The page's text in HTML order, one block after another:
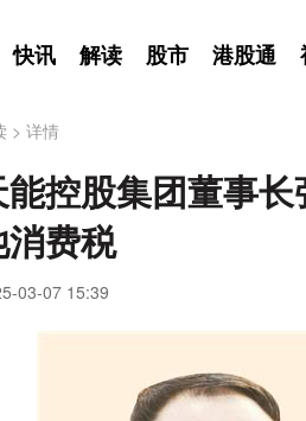
快讯 解读 股市 港股通
> 详情
控股集团董事
费税
03-07 15:39